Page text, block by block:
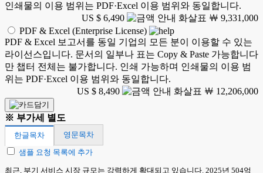
인쇄물의 이용 범위는 PDF·Excel 이용 범위와 동일합니다.
US $ 6,490
￦ 9,331,000
PDF & Excel (Enterprise License)
PDF & Excel 보고서를 동일 기업의 모든 분이 이용할 수 있는
라이선스입니다. 문서의 일부나 표는 Copy & Paste 가능합니다
만 챕터 전체는 불가합니다. 인쇄 가능하며 인쇄물의 이용 범
위는 PDF·Excel 이용 범위와 동일합니다.
US $ 8,490
￦ 12,206,000
※ 부가세 별도
한글목차
영문목차
샘플 요청 목록에 추가
최근, 부기 서비스 시장 규모는 강력하게 확대되고 있습니다. 2025년 504억